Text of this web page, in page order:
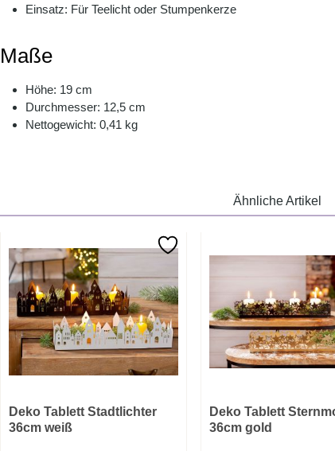
Einsatz: Für Teelicht oder Stumpenkerze
Maße
Höhe: 19 cm
Durchmesser: 12,5 cm
Nettogewicht: 0,41 kg
Ähnliche Artikel
Deko Tablett Stadtlichter
36cm weiß
Deko Tablett
36cm gold